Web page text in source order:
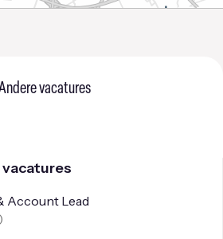
vacatures
Account Lead
)